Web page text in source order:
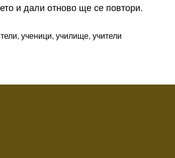
и дали отново ще се повтори.
, ученици, училище, учители